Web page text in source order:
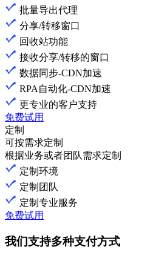
批量导出代理
分享/转移窗口
回收站功能
接收分享/转移的窗口
数据同步-CDN加速
RPA自动化-CDN加速
更专业的客户支持
免费试用
定制
可按需求定制
根据业务或者团队需求定制
定制环境
定制团队
定制专业服务
免费试用
我们支持多种支付方式